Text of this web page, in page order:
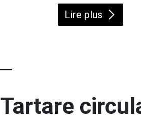
Lire plus
Tartare